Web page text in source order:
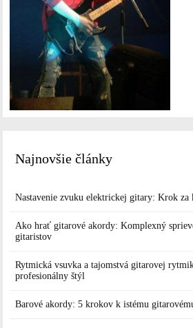
Najnovšie články
Nastavenie zvuku elektrickej gitary: Krok za
Ako hrať gitarové akordy: Komplexný
gitaristov
Rytmická vsuvka a tajomstvá gitarovej
profesionálny štýl
Barové akordy: 5 krokov k istému